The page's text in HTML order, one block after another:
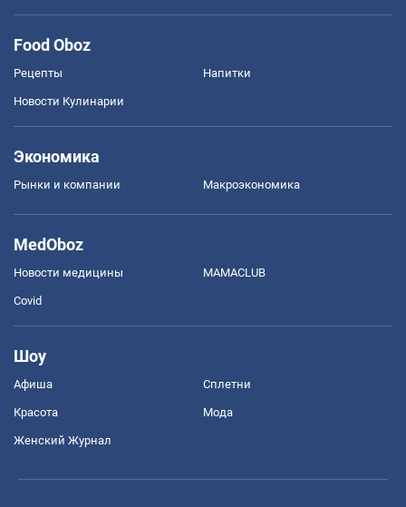
Food Oboz
Рецепты Напитки
Новости Кулинарии
Экономика
Рынки и компании Mакроэкономика
MedOboz
Новости медицины MAMACLUB
Covid
Шоу
Афиша Сплетни
Красота Мода
Женский Журнал